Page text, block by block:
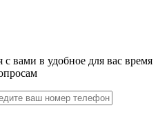
вами в удобное для вас время